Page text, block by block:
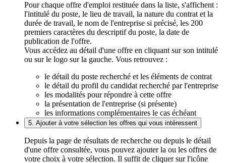
Pour chaque offre d'emploi restituée dans la liste, s'affichent :
l'intitulé du poste, le lieu de travail, la nature du contrat et la
durée de travail, le nom de l'entreprise si précisé, les 200
premiers caractères du descriptif du poste, la date de
publication de l'offre.
Vous accédez au détail d'une offre en cliquant sur son intitulé
ou sur le logo sur la gauche. Vous retrouvez :
le détail du poste recherché et les éléments de contrat
le détail du profil du candidat recherché par l'entreprise
les modalités pour répondre à cette offre
la présentation de l'entreprise (si présente)
les informations complémentaires le cas échéant
5. Ajouter à votre sélection les offres qui vous intéressent
Depuis la page de résultats de recherche ou depuis le détail
d'une offre consultée, vous pouvez ajouter la ou les offres de
votre choix à votre sélection. Il suffit de cliquer sur l'icône